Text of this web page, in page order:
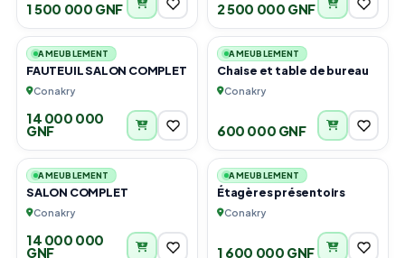
1 500 000 GNF 2 500 000 GNF
1
AMEUBLEMENT
FAUTEUIL SALON COMPLET
Conakry
14 000 000
GNF
2
AMEUBLEMENT
Chaise et table de bureau
Conakry
600 000 GNF
1
AMEUBLEMENT
SALON COMPLET
Conakry
14 000 000
GNF
5
AMEUBLEMENT
Étagères présentoirs
Conakry
1 600 000 GNF